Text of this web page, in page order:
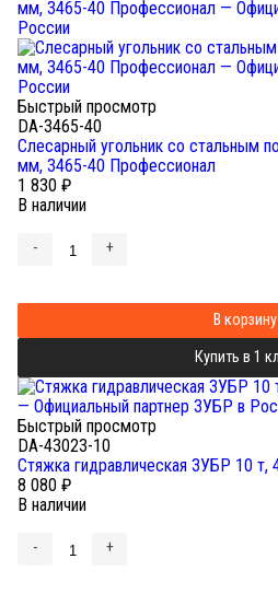
Быстрый просмотр
DA-3465-40
Cлесарный угольник со стальным
мм, 3465-40 Профессионал
1 830 ₽
В наличии
- +
В корзину
Купить в 1
Быстрый просмотр
DA-43023-10
Cтяжка гидравлическая ЗУБР 10
8 080 ₽
В наличии
- +